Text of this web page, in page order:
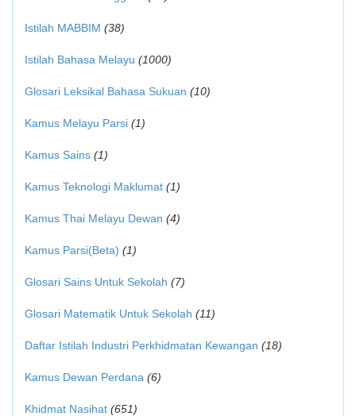
Istilah MABBIM (38)
Istilah Bahasa Melayu (1000)
Glosari Leksikal Bahasa Sukuan (10)
Kamus Melayu Parsi (1)
Kamus Sains (1)
Kamus Teknologi Maklumat (1)
Kamus Thai Melayu Dewan (4)
Kamus Parsi(Beta) (1)
Glosari Sains Untuk Sekolah (7)
Glosari Matematik Untuk Sekolah (11)
Daftar Istilah Industri Perkhidmatan Kewangan (18)
Kamus Dewan Perdana (6)
Khidmat Nasihat (651)